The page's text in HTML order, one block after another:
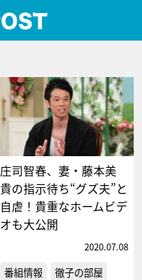
庄司智春、妻・藤本美
貴の指示待ち“グズ夫”と
自虐！貴重なホームビデ
オも大公開
2020.07.08
番組情報
徹子の部屋